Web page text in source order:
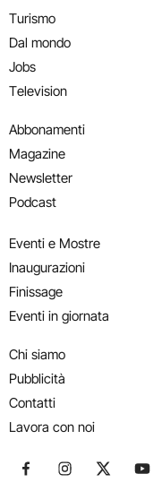
Turismo
Dal mondo
Jobs
Television
Abbonamenti
Magazine
Newsletter
Podcast
Eventi e Mostre
Inaugurazioni
Finissage
Eventi in giornata
Chi siamo
Pubblicità
Contatti
Lavora con noi
Seguici su Facebook
Seguici su
Seguici